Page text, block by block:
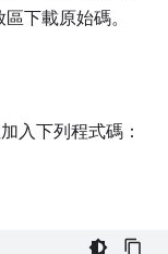
區下載原始碼。
入下列程式碼：